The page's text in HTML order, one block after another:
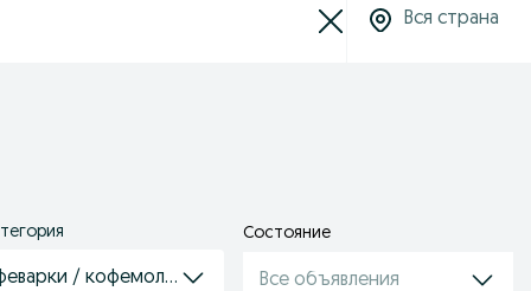
/ кофемолки
Состояние
Все объявления